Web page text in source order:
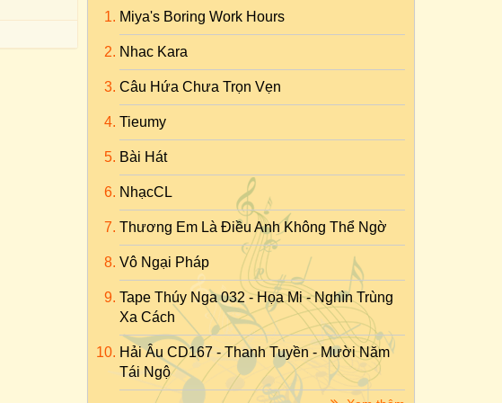
Miya's Boring Work Hours
Nhac Kara
Câu Hứa Chưa Trọn Vẹn
Tieumy
Bài Hát
NhạcCL
Thương Em Là Điều Anh Không Thể Ngờ
Vô Ngại Pháp
Tape Thúy Nga 032 - Họa Mi - Nghìn Trùng
Xa Cách
Hải Âu CD167 - Thanh Tuyền - Mười Năm
Tái Ngộ